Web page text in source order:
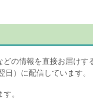
の情報を直接お届け
）に配信しています。
。